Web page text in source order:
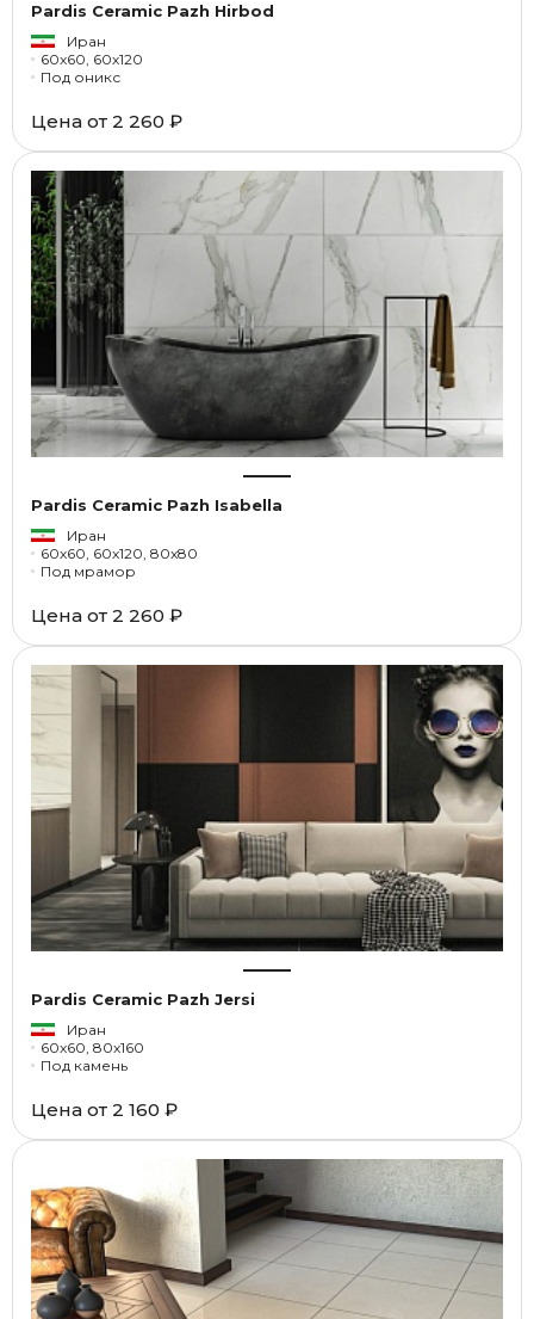
Pardis Ceramic Pazh Hirbod
Иран
60x60, 60x120
Под оникс
Цена от 2 260 ₽
Pardis Ceramic Pazh Isabella
Иран
60x60, 60x120, 80x80
Под мрамор
Цена от 2 260 ₽
Pardis Ceramic Pazh Jersi
Иран
60x60, 80x160
Под камень
Цена от 2 160 ₽